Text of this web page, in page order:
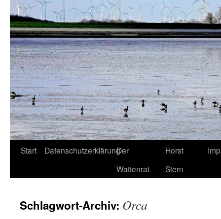
Start DatenschutzerklärungDer
Wattenrat
Horst
Stern
Schlagwort-Archiv: Orca